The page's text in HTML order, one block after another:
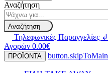
Αναζήτηση
Αναζήτηση
Τηλεφωνικές Παραγγελίες ↲
Αγορών 0.00€
ΠΡΟΪΟΝΤΑ button.skipToMain